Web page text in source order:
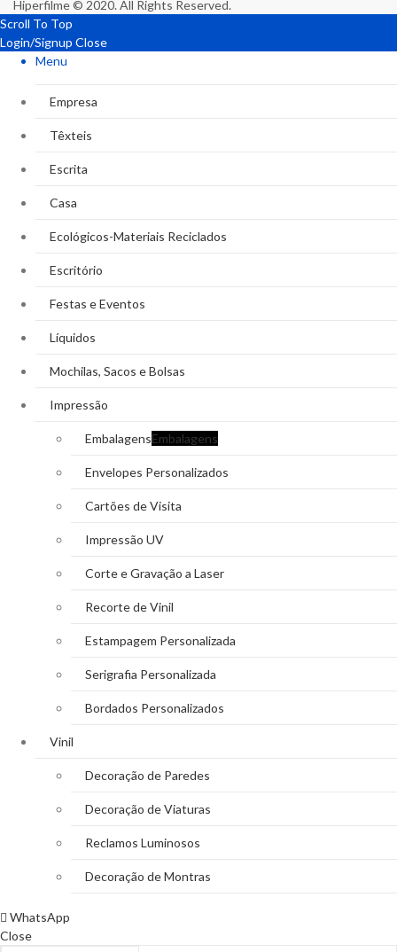
Hiperfilme © 2020. All Rights Reserved.
Scroll To Top
Login/Signup Close
Menu
Empresa
Têxteis
Escrita
Casa
Ecológicos-Materiais Reciclados
Escritório
Festas e Eventos
Líquidos
Mochilas, Sacos e Bolsas
Impressão
EmbalagensEmbalagens
Envelopes Personalizados
Cartões de Visita
Impressão UV
Corte e Gravação a Laser
Recorte de Vinil
Estampagem Personalizada
Serigrafia Personalizada
Bordados Personalizados
Vinil
Decoração de Paredes
Decoração de Viaturas
Reclamos Luminosos
Decoração de Montras
WhatsApp
Close